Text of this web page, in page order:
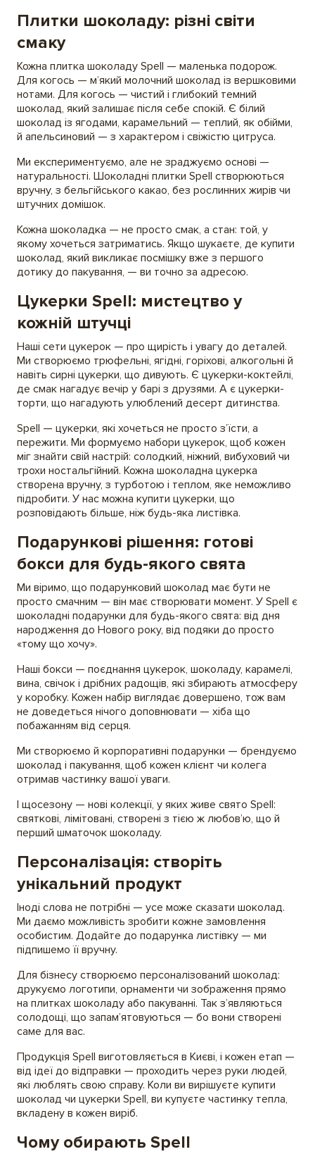
Плитки шоколаду: різні світи
смаку
Кожна плитка шоколаду Spell — маленька подорож.
Для когось — м’який молочний шоколад із вершковими
нотами. Для когось — чистий і глибокий темний
шоколад, який залишає після себе спокій. Є білий
шоколад із ягодами, карамельний — теплий, як обійми,
й апельсиновий — з характером і свіжістю цитруса.
Ми експериментуємо, але не зраджуємо основі —
натуральності. Шоколадні плитки Spell створюються
вручну, з бельгійського какао, без рослинних жирів чи
штучних домішок.
Кожна шоколадка — не просто смак, а стан: той, у
якому хочеться затриматись. Якщо шукаєте, де купити
шоколад, який викликає посмішку вже з першого
дотику до пакування, — ви точно за адресою.
Цукерки Spell: мистецтво у
кожній штучці
Наші сети цукерок — про щирість і увагу до деталей.
Ми створюємо трюфельні, ягідні, горіхові, алкогольні й
навіть сирні цукерки, що дивують. Є цукерки-коктейлі,
де смак нагадує вечір у барі з друзями. А є цукерки-
торти, що нагадують улюблений десерт дитинства.
Spell — цукерки, які хочеться не просто з’їсти, а
пережити. Ми формуємо набори цукерок, щоб кожен
міг знайти свій настрій: солодкий, ніжний, вибуховий чи
трохи ностальгійний. Кожна шоколадна цукерка
створена вручну, з турботою і теплом, яке неможливо
підробити. У нас можна купити цукерки, що
розповідають більше, ніж будь-яка листівка.
Подарункові рішення: готові
бокси для будь-якого свята
Ми віримо, що подарунковий шоколад має бути не
просто смачним — він має створювати момент. У Spell є
шоколадні подарунки для будь-якого свята: від дня
народження до Нового року, від подяки до просто
«тому що хочу».
Наші бокси — поєднання цукерок, шоколаду, карамелі,
вина, свічок і дрібних радощів, які збирають атмосферу
у коробку. Кожен набір виглядає довершено, тож вам
не доведеться нічого доповнювати — хіба що
побажанням від серця.
Ми створюємо й корпоративні подарунки — брендуємо
шоколад і пакування, щоб кожен клієнт чи колега
отримав частинку вашої уваги.
І щосезону — нові колекції, у яких живе свято Spell:
святкові, лімітовані, створені з тією ж любов’ю, що й
перший шматочок шоколаду.
Персоналізація: створіть
унікальний продукт
Іноді слова не потрібні — усе може сказати шоколад.
Ми даємо можливість зробити кожне замовлення
особистим. Додайте до подарунка листівку — ми
підпишемо її вручну.
Для бізнесу створюємо персоналізований шоколад:
друкуємо логотипи, орнаменти чи зображення прямо
на плитках шоколаду або пакуванні. Так з’являються
солодощі, що запам’ятовуються — бо вони створені
саме для вас.
Продукція Spell виготовляється в Києві, і кожен етап —
від ідеї до відправки — проходить через руки людей,
які люблять свою справу. Коли ви вирішуєте купити
шоколад чи цукерки Spell, ви купуєте частинку тепла,
вкладену в кожен виріб.
Чому обирають Spell